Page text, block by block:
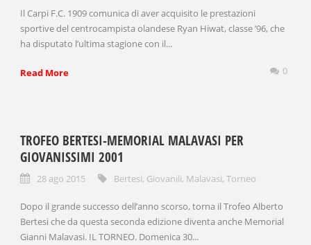
Il Carpi F.C. 1909 comunica di aver acquisito le prestazioni
sportive del centrocampista olandese Ryan Hiwat, classe ’96, che
ha disputato l’ultima stagione con il...
Read More 0
TROFEO BERTESI-MEMORIAL MALAVASI PER
GIOVANISSIMI 2001
28 ago 2015 Bertesi, Giovanili, Malavasi, Torneo
Dopo il grande successo dell’anno scorso, torna il Trofeo Alberto
Bertesi che da questa seconda edizione diventa anche Memorial
Gianni Malavasi. IL TORNEO. Domenica 30...